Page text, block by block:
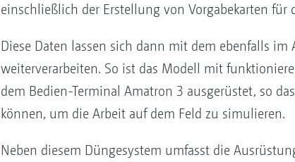
einschließlich der Erstellung von Vorgabekarten
Diese Daten lassen sich dann mit dem ebenfalls
weiterverarbeiten. So ist das Modell mit
dem Bedien-Terminal Amatron 3 ausgerüstet, so
können, um die Arbeit auf dem Feld zu simulieren.
Neben diesem Düngesystem umfasst die